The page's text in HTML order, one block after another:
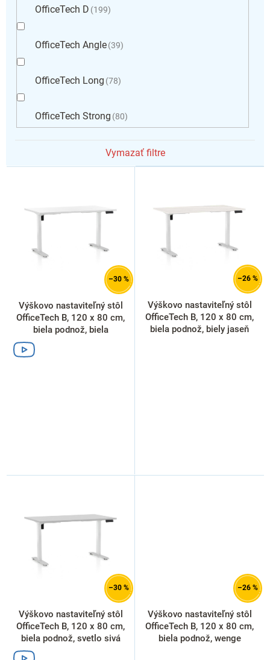
OfficeTech D 199
OfficeTech Angle 39
OfficeTech Long 78
OfficeTech Strong 80
Vymazať filtre
V
–30 %
Výškovo nastaviteľný stôl
OfficeTech B, 120 x 80 cm,
biela podnož, biela
–26 %
Výškovo nastaviteľný stôl
OfficeTech B, 120 x 80 cm,
biela podnož, biely jaseň
–30 %
Výškovo nastaviteľný stôl
OfficeTech B, 120 x 80 cm,
biela podnož, svetlo sivá
–26 %
Výškovo nastaviteľný stôl
OfficeTech B, 120 x 80 cm,
biela podnož, wenge